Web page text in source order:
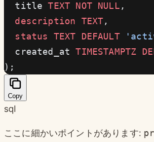
  title
TEXT NOT NULL ,
  description
TEXT,
  status
TEXT DEFAULT
  created_at
TIMESTAMPTZ
);
Copy
sql
ここに細かいポイントがあります: